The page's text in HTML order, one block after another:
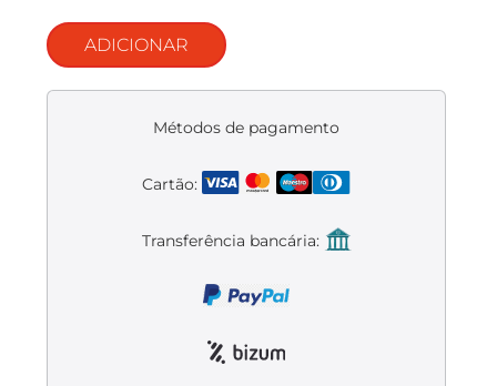
ADICIONAR
Métodos de pagamento
Cartão:
Transferência bancária: